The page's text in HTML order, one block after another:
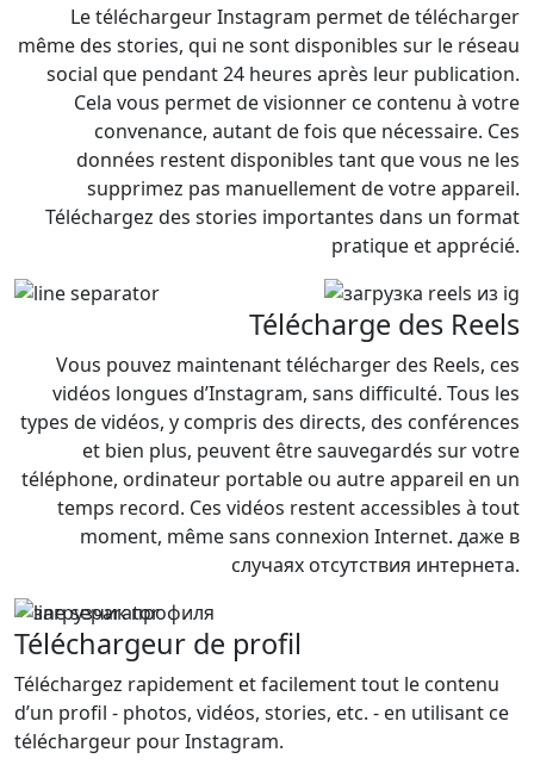
Le téléchargeur Instagram permet de télécharger
même des stories, qui ne sont disponibles sur le réseau
social que pendant 24 heures après leur publication.
Cela vous permet de visionner ce contenu à votre
convenance, autant de fois que nécessaire. Ces
données restent disponibles tant que vous ne les
supprimez pas manuellement de votre appareil.
Téléchargez des stories importantes dans un format
pratique et apprécié.
Télécharge des Reels
Vous pouvez maintenant télécharger des Reels, ces
vidéos longues d’Instagram, sans difficulté. Tous les
types de vidéos, y compris des directs, des conférences
et bien plus, peuvent être sauvegardés sur votre
téléphone, ordinateur portable ou autre appareil en un
temps record. Ces vidéos restent accessibles à tout
moment, même sans connexion Internet. даже в
случаях отсутствия интернета.
Téléchargeur de profil
Téléchargez rapidement et facilement tout le contenu
d’un profil - photos, vidéos, stories, etc. - en utilisant ce
téléchargeur pour Instagram.